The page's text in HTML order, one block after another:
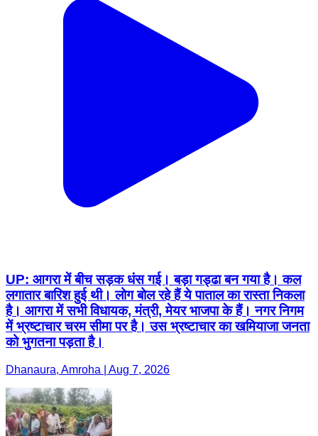
UP: आगरा में बीच सड़क धंस गई। बड़ा गड्ढा बन गया है। कल
लगातार बारिश हुई थी। लोग बोल रहे हैं ये पाताल का रास्ता निकला
है। आगरा में सभी विधायक, मंत्री, मेयर भाजपा के हैं। नगर निगम
में भ्रष्टाचार चरम सीमा पर है। उस भ्रष्टाचार का खमियाजा जनता
को भुगतना पड़ता है।
Dhanaura, Amroha | Aug 7, 2026